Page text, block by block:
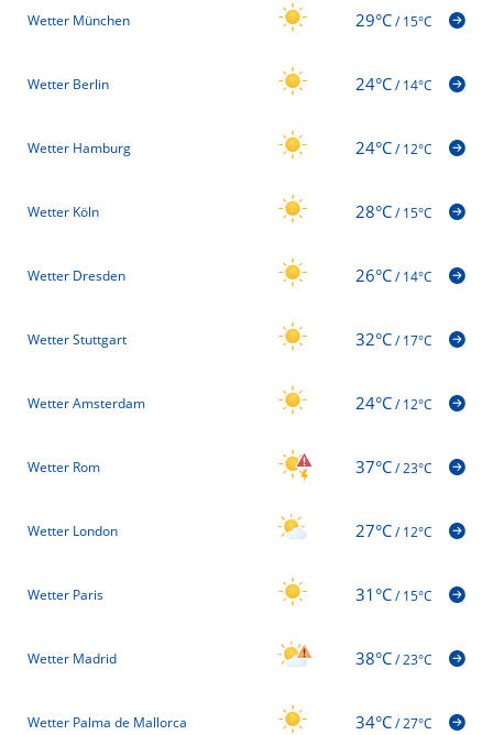
Wetter München 29°C/15°C
Wetter Berlin 24°C/14°C
Wetter Hamburg 24°C/12°C
Wetter Köln 28°C/15°C
Wetter Dresden 26°C/14°C
Wetter Stuttgart 32°C/17°C
Wetter Amsterdam 24°C/12°C
Wetter Rom 37°C/23°C
Wetter London 27°C/12°C
Wetter Paris 31°C/15°C
Wetter Madrid 38°C/23°C
Wetter Palma de Mallorca 34°C/27°C